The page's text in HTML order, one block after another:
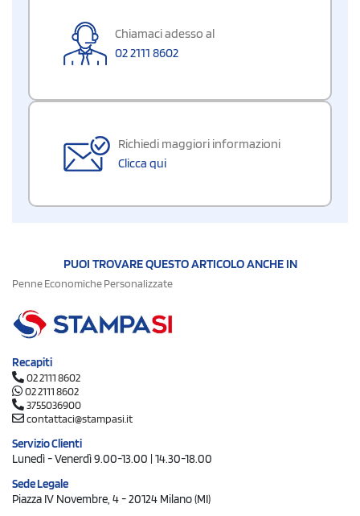
Chiamaci adesso al
02 2111 8602
Richiedi maggiori informazioni
Clicca qui
PUOI TROVARE QUESTO ARTICOLO ANCHE IN
Penne Economiche Personalizzate
Recapiti
02 2111 8602
02 2111 8602
3755036900
contattaci@stampasi.it
Servizio Clienti
Lunedì - Venerdì 9.00-13.00 | 14.30-18.00
Sede Legale
Piazza IV Novembre, 4 - 20124 Milano (MI)